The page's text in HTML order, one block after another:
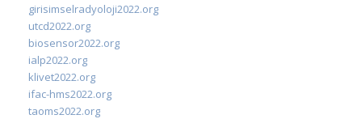
girisimselradyoloji2022.org
utcd2022.org
biosensor2022.org
ialp2022.org
klivet2022.org
ifac-hms2022.org
taoms2022.org